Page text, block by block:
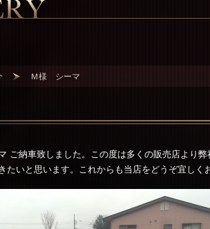
Ｍ様 シーマ
ご納車致しました。この度は多くの販売店より
たいと思います。これからも当店をどうぞ宜し